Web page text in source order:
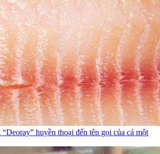
huyền thoại đến tên gọi của cả một